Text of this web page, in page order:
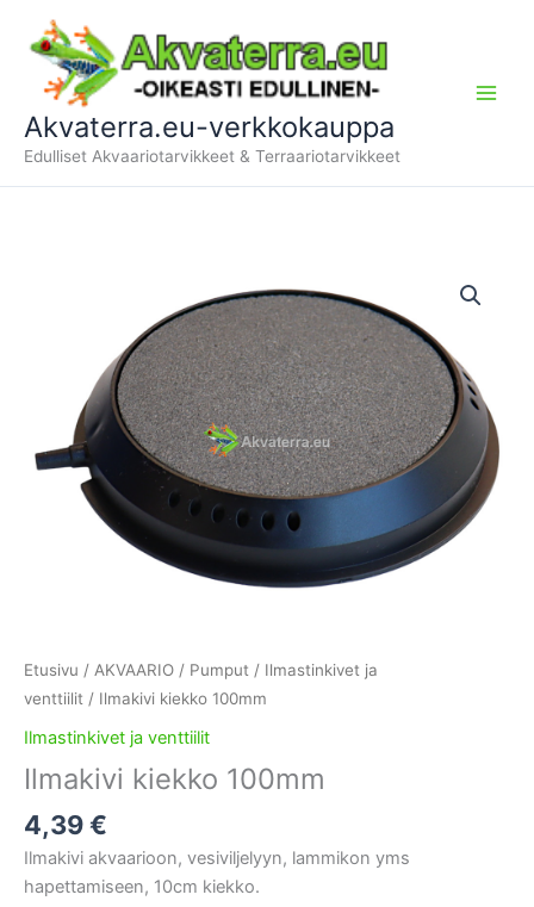
sisältöön
Akvaterra.eu-verkkokauppa
Edulliset Akvaariotarvikkeet & Terraariotarvikkeet
Etusivu / AKVAARIO / Pumput / Ilmastinkivet ja
venttiilit / Ilmakivi kiekko 100mm
Ilmastinkivet ja venttiilit
Ilmakivi kiekko 100mm
4,39€
Ilmakivi akvaarioon, vesiviljelyyn, lammikon yms
hapettamiseen, 10cm kiekko.